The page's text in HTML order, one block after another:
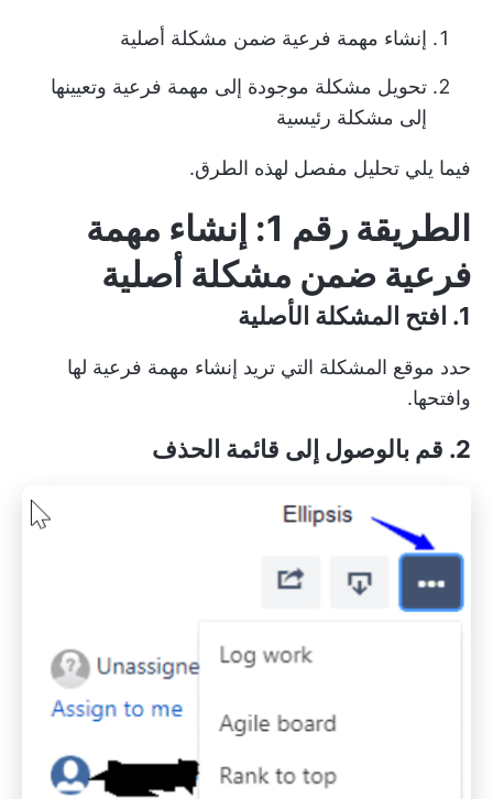
إنشاء مهمة فرعية ضمن مشكلة أصلية
تحويل مشكلة موجودة إلى مهمة فرعية وتعيينها
إلى مشكلة رئيسية
فيما يلي تحليل مفصل لهذه الطرق.
الطريقة رقم 1: إنشاء مهمة
فرعية ضمن مشكلة أصلية
1. افتح المشكلة الأصلية
حدد موقع المشكلة التي تريد إنشاء مهمة فرعية لها
وافتحها.
2. قم بالوصول إلى قائمة الحذف